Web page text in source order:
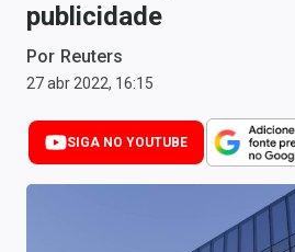
Anuncie
Últimas Notícias
Newsletters
Cotações
publicidade
Por Reuters
27 abr 2022, 16:15
SIGA NO YOUTUBE